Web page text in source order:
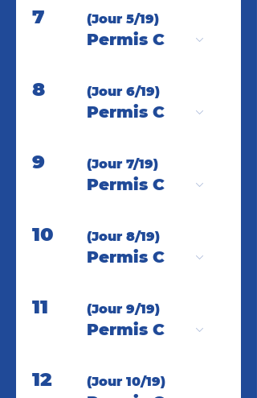
7 (Jour 5/19)
Permis C
8 (Jour 6/19)
Permis C
9 (Jour 7/19)
Permis C
10 (Jour 8/19)
Permis C
11 (Jour 9/19)
Permis C
12 (Jour 10/19)